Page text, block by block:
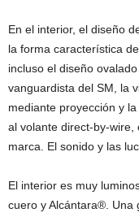
En el interior, el diseño
la forma característica
incluso el diseño
vanguardista del SM, la
mediante proyección y
al volante direct-by-
marca. El sonido y las
El interior es muy
cuero y Alcántara®. Una